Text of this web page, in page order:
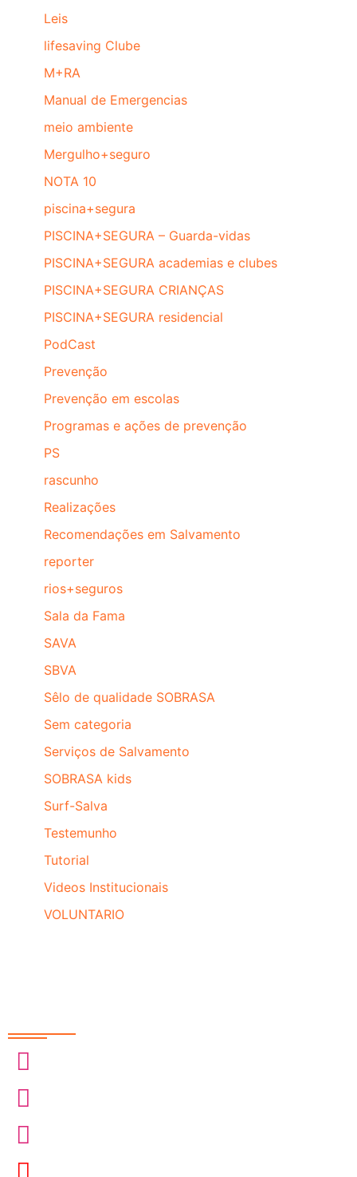
Leis
lifesaving Clube
M+RA
Manual de Emergencias
meio ambiente
Mergulho+seguro
NOTA 10
piscina+segura
PISCINA+SEGURA – Guarda-vidas
PISCINA+SEGURA academias e clubes
PISCINA+SEGURA CRIANÇAS
PISCINA+SEGURA residencial
PodCast
Prevenção
Prevenção em escolas
Programas e ações de prevenção
PS
rascunho
Realizações
Recomendações em Salvamento
reporter
rios+seguros
Sala da Fama
SAVA
SBVA
Sêlo de qualidade SOBRASA
Sem categoria
Serviços de Salvamento
SOBRASA kids
Surf-Salva
Testemunho
Tutorial
Videos Institucionais
VOLUNTARIO